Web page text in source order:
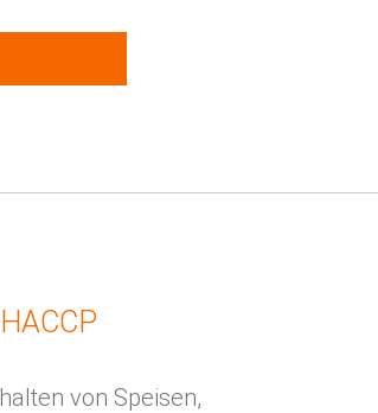
HACCP
von Speisen,